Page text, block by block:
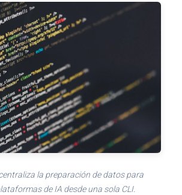
la preparación de datos para
de IA desde una sola CLI.